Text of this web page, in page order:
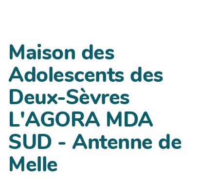
Maison des
Adolescents des
Deux-Sèvres
L'AGORA MDA
SUD - Antenne de
Melle